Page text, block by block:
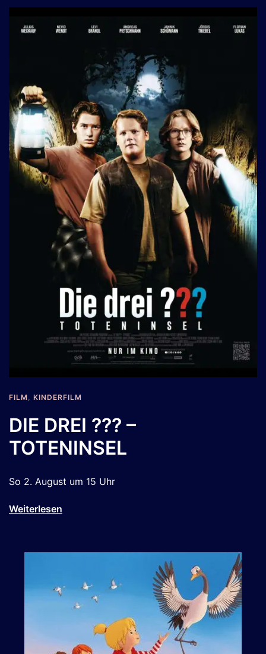
FILM KINDERFILM
DIE DREI ??? –
TOTENINSEL
So 2. August um 15 Uhr
Weiterlesen